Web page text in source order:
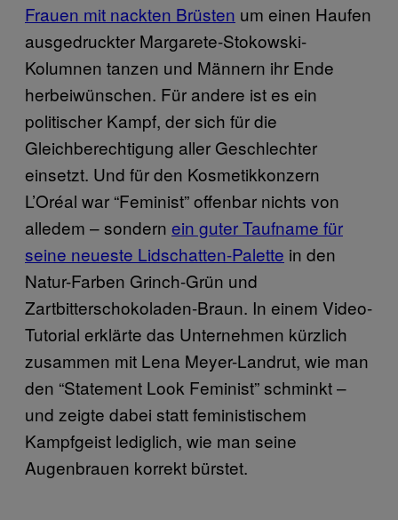
Frauen mit nackten Brüsten um einen Haufen
ausgedruckter Margarete-Stokowski-
Kolumnen tanzen und Männern ihr Ende
herbeiwünschen. Für andere ist es ein
politischer Kampf, der sich für die
Gleichberechtigung aller Geschlechter
einsetzt. Und für den Kosmetikkonzern
L’Oréal war “Feminist” offenbar nichts von
alledem – sondern ein guter Taufname für
seine neueste Lidschatten-Palette in den
Natur-Farben Grinch-Grün und
Zartbitterschokoladen-Braun. In einem Video-
Tutorial erklärte das Unternehmen kürzlich
zusammen mit Lena Meyer-Landrut, wie man
den “Statement Look Feminist” schminkt –
und zeigte dabei statt feministischem
Kampfgeist lediglich, wie man seine
Augenbrauen korrekt bürstet.